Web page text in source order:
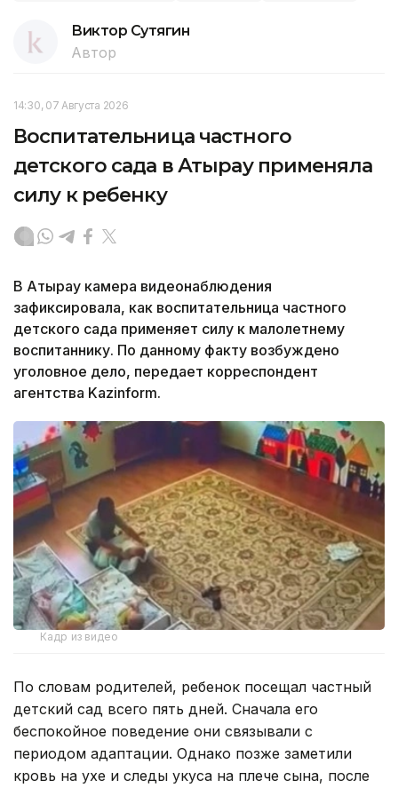
Виктор Сутягин
Автор
14:30, 07 Августа 2026
Воспитательница частного
детского сада в Атырау применяла
силу к ребенку
В Атырау камера видеонаблюдения
зафиксировала, как воспитательница частного
детского сада применяет силу к малолетнему
воспитаннику. По данному факту возбуждено
уголовное дело, передает корреспондент
агентства Kazinform.
Кадр из видео
По словам родителей, ребенок посещал частный
детский сад всего пять дней. Сначала его
беспокойное поведение они связывали с
периодом адаптации. Однако позже заметили
кровь на ухе и следы укуса на плече сына, после